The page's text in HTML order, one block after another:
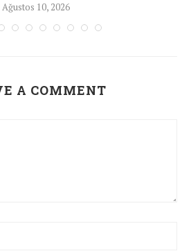
Ağustos 10, 2026
A COMMENT